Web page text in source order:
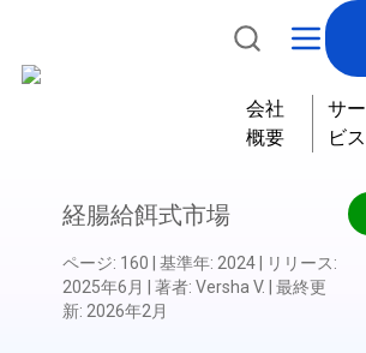
会社
概要
サー
ビス
経腸給餌式市場
ページ: 160 基準年: 2024 リリース:
2025年6月
著者: Versha V.
最終更
新: 2026年2月